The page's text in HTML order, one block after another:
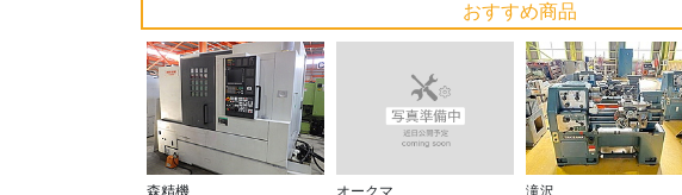
おすすめ商品
オークマ